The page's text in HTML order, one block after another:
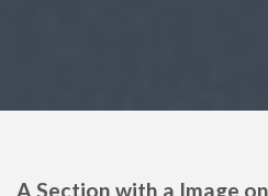
A Section with a Image